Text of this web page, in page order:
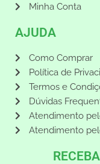
Minha Conta
AJUDA
Como Comprar
Política de
Termos e
Dúvidas
Atendimento
Atendimento